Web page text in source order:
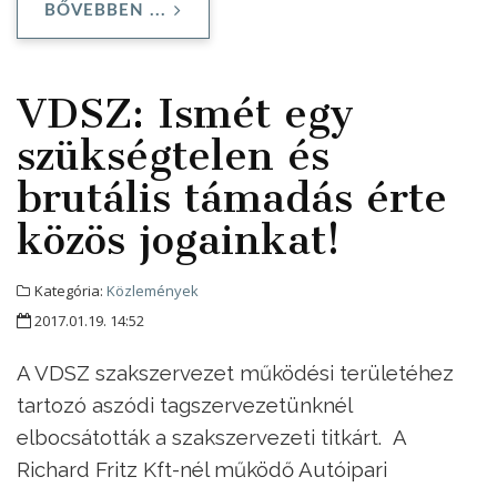
BŐVEBBEN ...
VDSZ: Ismét egy
szükségtelen és
brutális támadás érte
közös jogainkat!
Kategória: Közlemények
2017.01.19. 14:52
A VDSZ szakszervezet működési területéhez
tartozó aszódi tagszervezetünknél
elbocsátották a szakszervezeti titkárt. A
Richard Fritz Kft-nél működő Autóipari